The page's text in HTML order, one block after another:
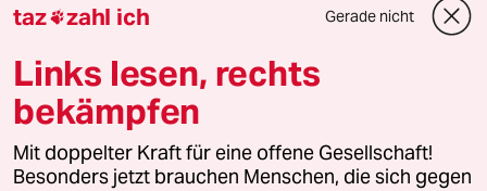
Downloads für Abonnierende
© 2026 taz Verlags und Vertriebs GmbH
Alle Rechte vorbehalten. Bei rechtlichen Fragen oder für Genehmigungen
wenden Sie sich bitte an
lizenzen@taz.de
taz zahl ich Gerade nicht
Links lesen, rechts
bekämpfen
Mit doppelter Kraft für eine offene Gesellschaft!
Besonders jetzt brauchen Menschen, die sich gegen